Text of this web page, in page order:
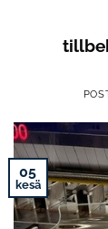
05
kesä